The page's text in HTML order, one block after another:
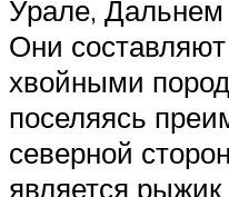
Урале,
Они
хвойными
поселяясь
северной
является